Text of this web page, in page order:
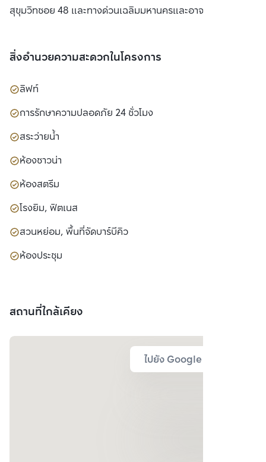
สุขุมวิทซอย 48 และทางด่วนเฉลิมมหานครและอาจณรงค์
สิ่งอำนวยความสะดวกในโครงการ
ลิฟท์
การรักษาความปลอดภัย 24 ชั่วโมง
สระว่ายน้ำ
ห้องซาวน่า
ห้องสตรีม
โรงยิม, ฟิตเนส
สวนหย่อม, พื้นที่จัดบาร์บีคิว
ห้องประชุม
สถานที่ใกล้เคียง
ไปยัง Google Map